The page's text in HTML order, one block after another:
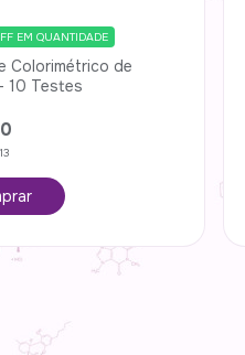
Colorimétrico de
10 Testes
EM QUANTIDADE